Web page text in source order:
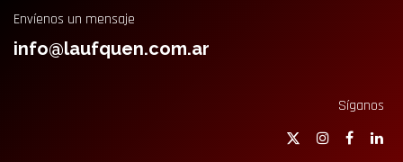
Envíenos un mensaje
info@laufquen.com.ar
Síganos